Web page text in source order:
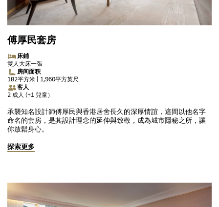
傅厚民套房
床鋪
雙人大床一張
房间面积
182平方米 | 1,960平方英尺
客人
2 成人 (+1 兒童）
承襲知名設計師傅厚民與香港居舍長久的深厚情誼，這間以他名字
命名的套房，是其設計理念的延伸與致敬，成為城市隱秘之所，讓
你放鬆身心。
探索更多